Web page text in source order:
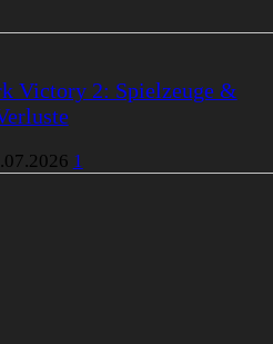
Victory 2: Spielzeuge &
1